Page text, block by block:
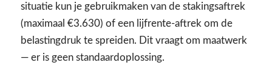
situatie kun je gebruikmaken van de stakingsaftrek
(maximaal €3.630) of een lijfrente-aftrek om de
belastingdruk te spreiden. Dit vraagt om maatwerk
— er is geen standaardoplossing.